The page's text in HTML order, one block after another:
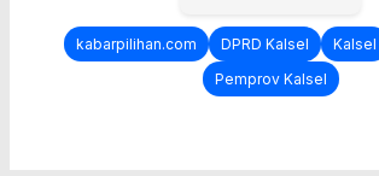
kabarpilihan.com DPRD Kalsel Kalsel
Pemprov Kalsel